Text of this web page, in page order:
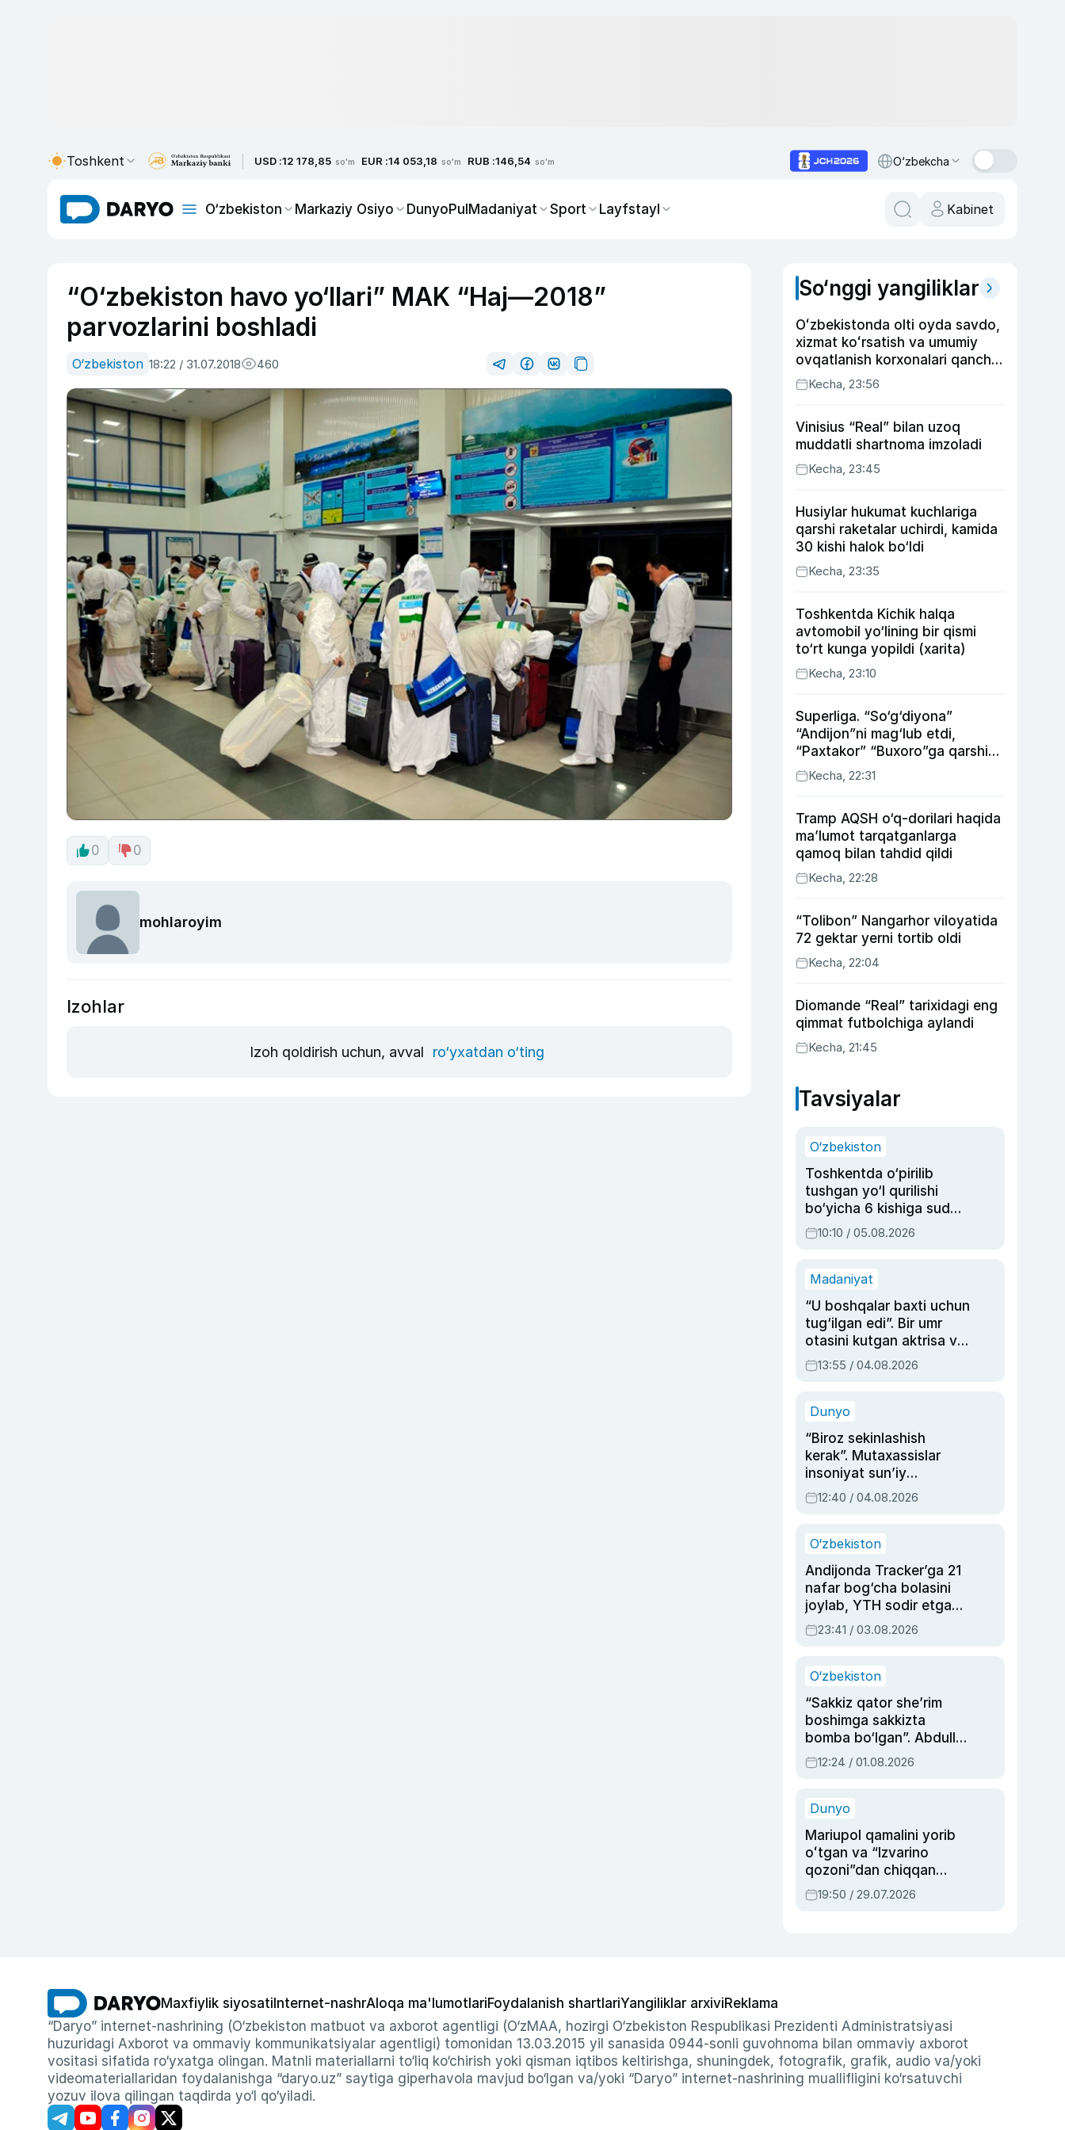
Toshkent USD :12 178,85 so'm EUR :14 053,18 so'm RUB :146,54 so'm O‘zbekcha
O‘zbekiston Markaziy Osiyo DunyoPulMadaniyat Sport Layfstayl Kabinet
“O‘zbekiston havo yo‘llari” MAK “Haj—2018”
parvozlarini boshladi
O‘zbekiston 18:22 / 31.07.2018 460
0 0
mohlaroyim
Izohlar
Izoh qoldirish uchun, avval ro‘yxatdan o‘ting
So‘nggi yangiliklar
Oʻzbekistonda olti oyda savdo,
xizmat koʻrsatish va umumiy
ovqatlanish korxonalari qancha
soliq toʻlagani ochiqlandi
Kecha, 23:56
Vinisius “Real” bilan uzoq
muddatli shartnoma imzoladi
Kecha, 23:45
Husiylar hukumat kuchlariga
qarshi raketalar uchirdi, kamida
30 kishi halok bo‘ldi
Kecha, 23:35
Toshkentda Kichik halqa
avtomobil yo‘lining bir qismi
to‘rt kunga yopildi (xarita)
Kecha, 23:10
Superliga. “So‘g‘diyona”
“Andijon”ni mag‘lub etdi,
“Paxtakor” “Buxoro”ga qarshi
bahsda g‘alabani qo‘ldan
chiqardi
Kecha, 22:31
Tramp AQSH o‘q-dorilari haqida
ma’lumot tarqatganlarga
qamoq bilan tahdid qildi
Kecha, 22:28
“Tolibon” Nangarhor viloyatida
72 gektar yerni tortib oldi
Kecha, 22:04
Diomande “Real” tarixidagi eng
qimmat futbolchiga aylandi
Kecha, 21:45
Tavsiyalar
O‘zbekiston
Toshkentda o‘pirilib
tushgan yo‘l qurilishi
bo‘yicha 6 kishiga sud
hukmi o‘qildi
10:10 / 05.08.2026
Madaniyat
“U boshqalar baxti uchun
tug‘ilgan edi”. Bir umr
otasini kutgan aktrisa va
dublyaj ustasi Rimma
Ahmedovaning
13:55 / 04.08.2026
Dunyo
“Biroz sekinlashish
kerak”. Mutaxassislar
insoniyat sun’iy
intellektni boshqara
olmay qolishidan xavotir
12:40 / 04.08.2026
O‘zbekiston
Andijonda Tracker’ga 21
nafar bog‘cha bolasini
joylab, YTH sodir etgan
ayolga sud hukmi o‘qildi
23:41 / 03.08.2026
O‘zbekiston
“Sakkiz qator she’rim
boshimga sakkizta
bomba bo‘lgan”. Abdulla
Oripovni siyosiy
ayblovlardan asrab
12:24 / 01.08.2026
Dunyo
Mariupol qamalini yorib
oʻtgan va “Izvarino
qozoni”dan chiqqan
qahramon — Ukraina
armiyasi bosh
19:50 / 29.07.2026
Maxfiylik siyosati Internet-nashrAloqa ma'lumotlariFoydalanish shartlariYangiliklar arxiviReklama
“Daryo” internet-nashrining (O‘zbekiston matbuot va axborot agentligi (O‘zMAA, hozirgi O‘zbekiston Respublikasi Prezidenti Administratsiyasi
huzuridagi Axborot va ommaviy kommunikatsiyalar agentligi) tomonidan 13.03.2015 yil sanasida 0944-sonli guvohnoma bilan ommaviy axborot
vositasi sifatida ro‘yxatga olingan. Matnli materiallarni to‘liq ko‘chirish yoki qisman iqtibos keltirishga, shuningdek, fotografik, grafik, audio va/yoki
videomateriallaridan foydalanishga “daryo.uz” saytiga giperhavola mavjud bo‘lgan va/yoki “Daryo” internet-nashrining muallifligini ko‘rsatuvchi
yozuv ilova qilingan taqdirda yo‘l qo‘yiladi.